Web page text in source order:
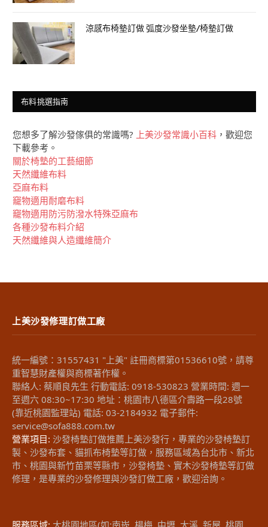
涼感布椅墊訂做 弧度沙發坐墊/椅墊訂做
布料挑選指南
您想多了解沙發傢俱的常識嗎? 上美沙發常識小百科 ，歡迎您
下載參考。
關於椅墊的工藝細節
天然纖維布料
亞麻布料
竉物適用耐磨布料
竉物適用防污防潑水特殊亞麻布
各種沙發布料介紹
天然纖維與人造纖維簡介
上美沙發修理訂做工廠
統一編號：31557431 "上美" 註冊商標第01536610號，請尊
重智慧財產權與商標著作權。
聯絡人: 蔡順良先生 行動電話: 0918-530823 營業時間: 週一
至週六 08:30~17:30 地址：桃園市八德區介壽路一段28號
(靠近桃園監理站) 電話: 03-2184932 電子郵件:
service@sofa888.com.tw
營業項目: 沙發椅墊訂做推薦上美沙發行，專業的沙發椅墊訂
製、沙發布套、貓抓布椅墊等訂做，服務區域為台北市、新北
市、桃園與新竹苗栗等縣市，沙發椅墊、實木沙發椅墊等訂做
修理，是專業的沙發修理與沙發訂做工廠，歡迎洽詢。
服務區域: 大桃園地區(如:南崁, 楊梅, 中壢, 大溪, 新屋, 桃園,